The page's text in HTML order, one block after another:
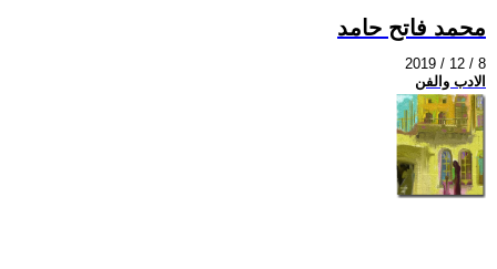
محمد فاتح حامد
2019 / 12 / 8
الادب والفن